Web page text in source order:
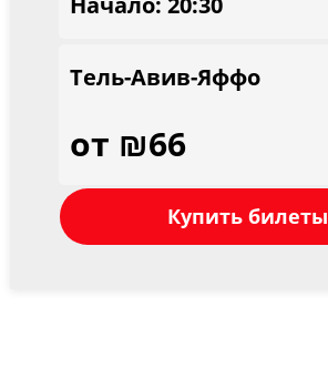
Тель-Авив-Яффо
от ₪66
Купить билеты